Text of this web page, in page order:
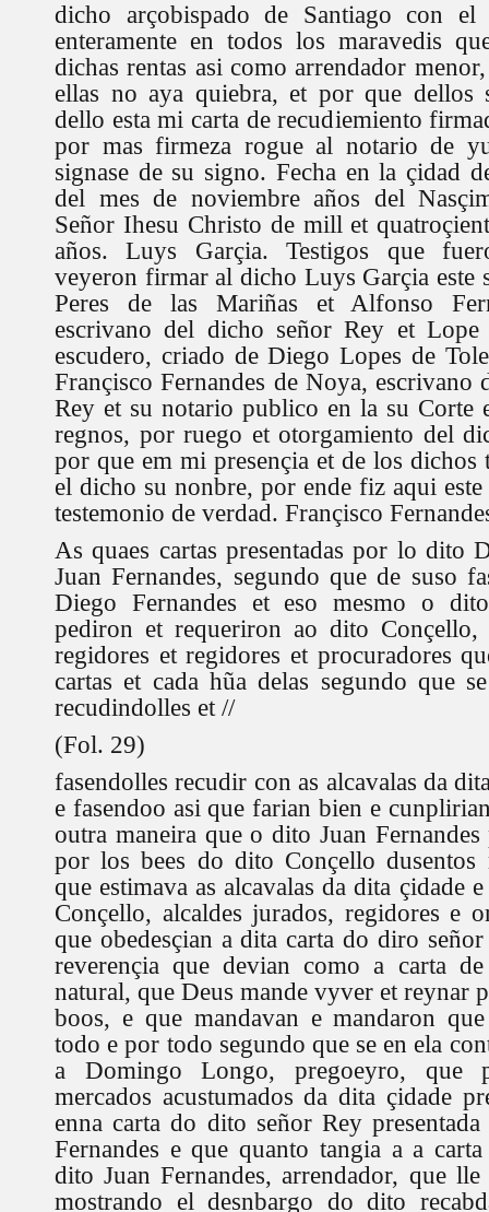
dicho arçobispado de Santiago con
enteramente en todos los maravedis
dichas rentas asi como arrendador
ellas no aya quiebra, et por que dellos
dello esta mi carta de recudiemiento
por mas firmeza rogue al notario de
signase de su signo. Fecha en la çidad
del mes de noviembre años del
Señor Ihesu Christo de mill et
años. Luys Garçia. Testigos que
veyeron firmar al dicho Luys Garçia este
Peres de las Mariñas et Alfonso
escrivano del dicho señor Rey et
escudero, criado de Diego Lopes de
Françisco Fernandes de Noya, escrivano
Rey et su notario publico en la su Corte
regnos, por ruego et otorgamiento del
por que em mi presençia et de los
el dicho su nonbre, por ende fiz aqui
testemonio de verdad. Françisco
As quaes cartas presentadas por lo dito
Juan Fernandes, segundo que de suso
Diego Fernandes et eso mesmo o
pediron et requeriron ao dito Conçello,
regidores et regidores et procuradores
cartas et cada hũa delas segundo que
recudindolles et //
(Fol. 29)
fasendolles recudir con as alcavalas da
e fasendoo asi que farian bien e
outra maneira que o dito Juan Fernandes
por los bees do dito Conçello dusentos
que estimava as alcavalas da dita çidade
Conçello, alcaldes jurados, regidores e
que obedesçian a dita carta do diro
reverençia que devian como a carta
natural, que Deus mande vyver et reynar
boos, e que mandavan e mandaron
todo e por todo segundo que se en ela
a Domingo Longo, pregoeyro, que
mercados acustumados da dita çidade
enna carta do dito señor Rey
Fernandes e que quanto tangia a a
dito Juan Fernandes, arrendador, que
mostrando el desnbargo do dito